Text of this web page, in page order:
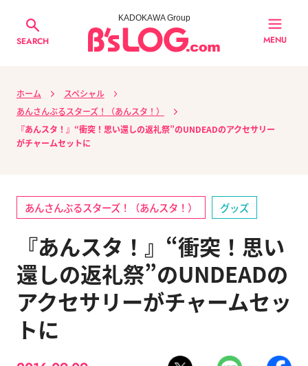
SEARCH
KADOKAWA Group
MENU
ホーム
スペシャル
あんさんぶるスターズ！（あんスタ！）
『あんスタ！』“衝突！思い還しの返礼祭”のUNDEADのアクセサリー
がチャームセットに
あんさんぶるスターズ！（あんスタ！） グッズ
『あんスタ！』“衝突！思い
還しの返礼祭”のUNDEADの
アクセサリーがチャームセッ
トに